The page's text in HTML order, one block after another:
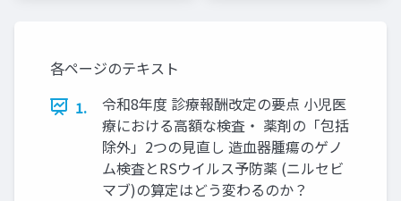
各ページのテキスト
1.
令和8年度 診療報酬改定の要点 小児医
療における高額な検査・ 薬剤の「包括
除外」2つの見直し 造血器腫瘍のゲノ
ム検査とRSウイルス予防薬 (ニルセビ
マブ)の算定はどう変わるのか？